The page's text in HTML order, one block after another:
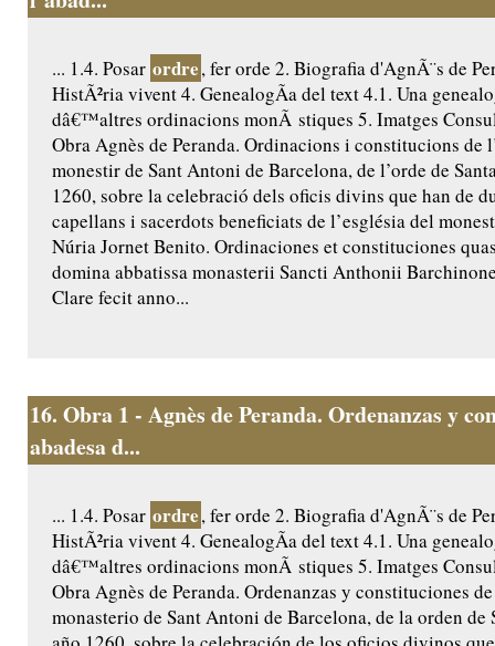
... 1.4. Posar ordre, fer orde 2. Biografia d'AgnÃ¨s de
HistÃ²ria vivent 4. GenealogÃ­a del text 4.1. Una
dâ€™altres ordinacions monÃ stiques 5. Imatges
Obra Agnès de Peranda. Ordinacions i constitucions de
monestir de Sant Antoni de Barcelona, de l’orde de
1260, sobre la celebració dels oficis divins que han de
capellans i sacerdots beneficiats de l’església del
Núria Jornet Benito. Ordinaciones et constituciones
domina abbatissa monasterii Sancti Anthonii
Clare fecit anno...
16. Obra 1 - Agnès de Peranda. Ordenanzas y
abadesa d...
... 1.4. Posar ordre, fer orde 2. Biografia d'AgnÃ¨s de
HistÃ²ria vivent 4. GenealogÃ­a del text 4.1. Una
dâ€™altres ordinacions monÃ stiques 5. Imatges
Obra Agnès de Peranda. Ordenanzas y constituciones
monasterio de Sant Antoni de Barcelona, de la orden de